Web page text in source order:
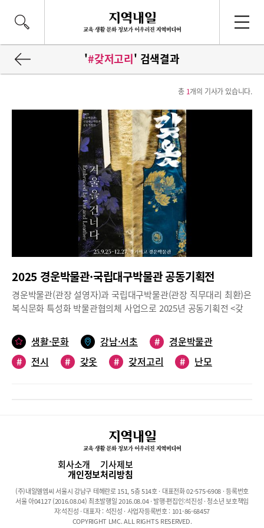
'#갖저고리' 검색결과
총 1개의 기사가 있습니다.
2025 경운박물관·국립대구박물관 공동기획전
경운박물관(관장 설영자)과 국립대구박물관(관장 직무대리 최환)은
복식문화 특성화 박물관협의체 사업으로 2025년 공동기획전 <갖
서는 경운박물관의 소장품 중 짐승의 털과 가죽으로 만든 옷인 ‘갖
옷(裘)’을 소개하는 전시이다. 옛사람들의 옷 짓기의 미덕을 돌아보
고, 갖옷에 담긴 지혜와 정성 그리고 그 안에 스며든 삶의 흔적을 만
리·털배자제1부는 ‘갖저고리·털배자’를 통해 근대기 갖옷을 소개한
다. 19세기 말~20세기 초 전해지는 갖옷 중 여성들이 많이 착용한
안에 양과 토끼털 등을 댄 갖저고리와 털배자를 중심으로 선보인다.
특히 갖저고리의 모피 안감과 함께 난모 및 털옷 숙련기술전수자의
은 가게인 모물점(毛物店)이 활발했지만, 광복 이후 전쟁과 산업화
로 사라진 갖옷의 역사적 배경과 제작 과정을 볼 수 있다.제2부 : ‘털
마고자·갖두루마기제2부 ‘털마고자·갖두루마기’는 근대기에 탄생했
생활·문화 강남·서초 #
경운박물관
#
전시 # 갖옷 # 갖저고리 # 난모
회사소개 기사제보
개인정보처리방침
(주)내일엘엠씨 서울시 강남구 테헤란로 151, 5층 514호 · 대표전화 02-575-6908 · 등록번호
서울 아04127 (2016.08.04) 최초발행일 2016.08.04 · 발행·편집인:석진성 · 청소년 보호책임
자:석진성 · 대표자 : 석진성 · 사업자등록번호 : 101-86-68457
COPYRIGHT LMC. ALL RIGHTS RESERVED.